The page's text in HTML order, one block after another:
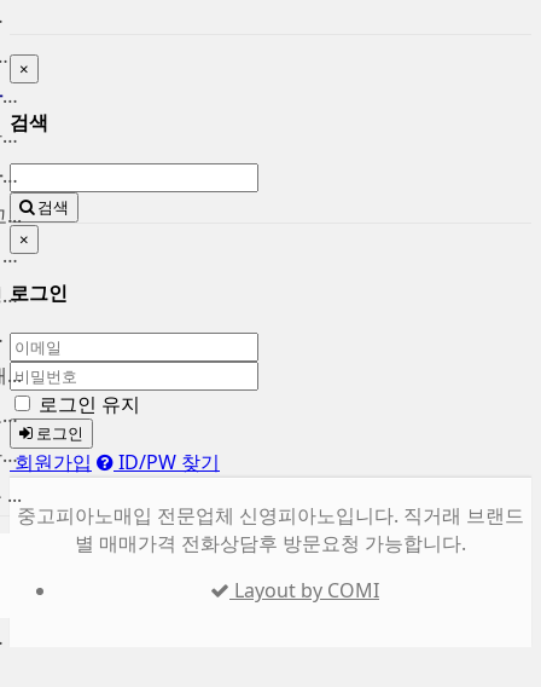
입
노 매...
인천중고피아노 고가에 피아노...
중고피아노처분 가격 높은가격...
인천중고피아노 매입 합니다. ...
...
중고피아노팔기 매입후 가치를...
중고피아노시세 브랜드별 정직...
...
...
마포중고피아노 시세대비 고가...
용산 중고피아노 매입합니다. ...
...
다.
×
검색
검색
×
로그인
로그인 유지
로그인
회원가입
ID/PW 찾기
중고피아노매입 전문업체 신영피아노입니다. 직거래 브랜드
별 매매가격 전화상담후 방문요청 가능합니다.
Layout by COMI